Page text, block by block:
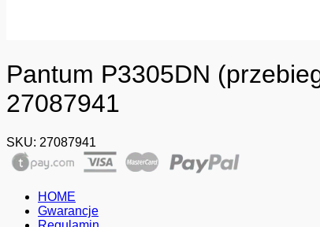
Pantum P3305DN
27087941
SKU: 27087941
HOME
Gwarancje